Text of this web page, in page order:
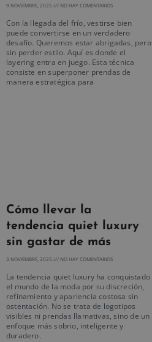
9 NOVIEMBRE, 2025 NO HAY COMENTARIOS
Con la llegada del frío, vestirse bien
puede convertirse en un verdadero
desafío. Queremos estar abrigadas, pero
sin perder estilo. Aquí es donde el
layering entra en juego. Esta técnica
consiste en superponer prendas de
manera estratégica para
Cómo llevar la
tendencia quiet luxury
sin gastar de más
3 NOVIEMBRE, 2025 NO HAY COMENTARIOS
La tendencia quiet luxury ha conquistado
el mundo de la moda por su discreción,
refinamiento y apariencia costosa sin
ostentación. No se trata de logotipos
visibles ni prendas llamativas, sino de un
enfoque más sobrio, inteligente y
duradero.